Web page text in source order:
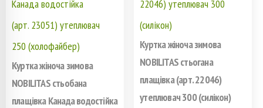
можно
странице
можно
на
странице
Куртка жіноча зимова
NOBILITAS стьобана
плащівка Канада водостійка
Куртка жіноча зимова
NOBILITAS стьогана
плащівка (арт. 22046)
утеплювач 300 (силікон)